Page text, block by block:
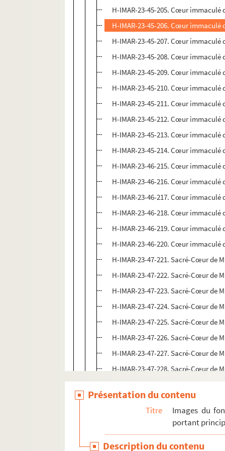
H-IMAR-23-45-205. Cœur immaculé
H-IMAR-23-45-206. Cœur immaculé
H-IMAR-23-45-207. Cœur immaculé
H-IMAR-23-45-208. Cœur immaculé
H-IMAR-23-45-209. Cœur immaculé
H-IMAR-23-45-210. Cœur immaculé
H-IMAR-23-45-211. Cœur immaculé
H-IMAR-23-45-212. Cœur immaculé
H-IMAR-23-45-213. Cœur immaculé
H-IMAR-23-45-214. Cœur immaculé
H-IMAR-23-46-215. Cœur immaculé
H-IMAR-23-46-216. Cœur immaculé
H-IMAR-23-46-217. Cœur immaculé
H-IMAR-23-46-218. Cœur immaculé
H-IMAR-23-46-219. Cœur immaculé
H-IMAR-23-46-220. Cœur immaculé
H-IMAR-23-47-221. Sacré-Cœur de
H-IMAR-23-47-222. Sacré-Cœur de
H-IMAR-23-47-223. Sacré-Cœur de
H-IMAR-23-47-224. Sacré-Cœur de
H-IMAR-23-47-225. Sacré-Cœur de
H-IMAR-23-47-226. Sacré-Cœur de
H-IMAR-23-47-227. Sacré-Cœur de
H-IMAR-23-47-228. Sacré-Cœur de
H-IMAR-23-48-229. Sacré-Cœur de
H-IMAR-23-49-230. Car Maria -
H-IMAR-23-49-231. Car Maria -
H-IMAR-23-49-233. Car Maria -
Présentation du contenu
Titre
Images du
portant
Description du contenu